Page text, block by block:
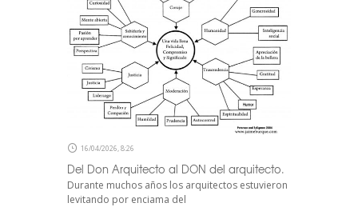
16/04/2026, 8:26
Del Don Arquitecto al DON del arquitecto.
Durante muchos años los arquitectos estuvieron
levitando por enciama del